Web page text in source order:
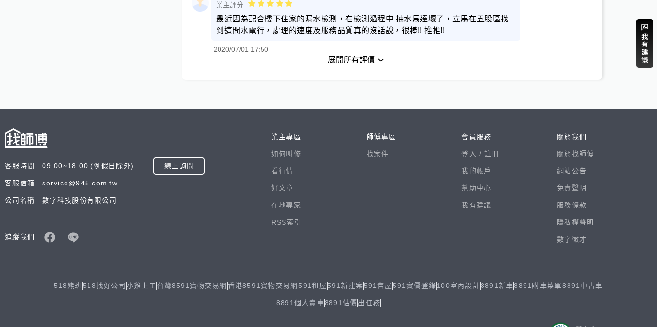
業主評分
最近因為配合樓下住家的漏水檢測，在檢測過程中 抽水馬達壞了，立馬在五股區找
到這間水電行，處理的速度及服務品質真的沒話說，很棒!! 推推!!
2020/07/01 17:50
展開所有評價
客服時間 09:00~18:00 (例假日除外) 線上詢問
客服信箱 service@945.com.tw
公司名稱 數字科技股份有限公司
追蹤我們
業主專區
如何叫修
看行情
好文章
在地專家
RSS索引
師傅專區
找案件
會員服務
登入 / 註冊
我的帳戶
幫助中心
我有建議
關於我們
關於找師傅
網站公告
免責聲明
服務條款
隱私權聲明
數字徵才
518熊班 518找好公司 小雞上工 台灣8591寶物交易網 香港8591寶物交易網 591租屋 591新建案591售屋 591實價登錄100室內設計8891新車8891購車菜單8891中古車
8891個人賣車8891估價 出任務